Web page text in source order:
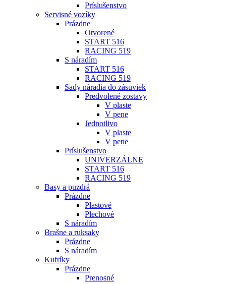
Príslušenstvo
Servisné vozíky
Prázdne
Otvorené
START 516
RACING 519
S náradím
START 516
RACING 519
Sady náradia do zásuviek
Predvolené zostavy
V plaste
V pene
Jednotlivo
V plaste
V pene
Príslušenstvo
UNIVERZÁLNE
START 516
RACING 519
Basy a puzdrá
Prázdne
Plastové
Plechové
S náradím
Brašne a ruksaky
Prázdne
S náradím
Kufríky
Prázdne
Prenosné